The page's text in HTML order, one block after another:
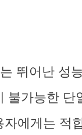
뛰어난 성
가능한 단
에게는 적